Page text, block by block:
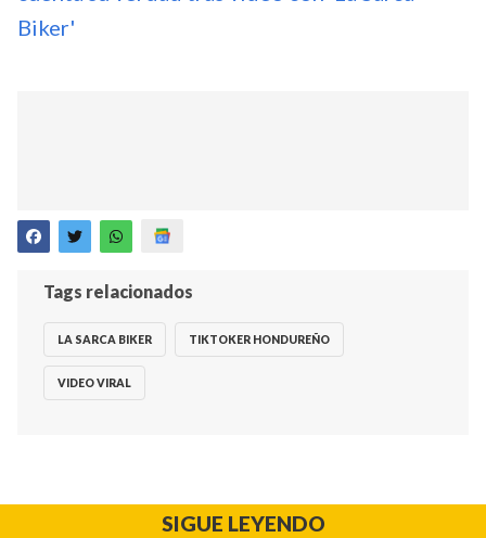
Biker'
Tags relacionados
LA SARCA BIKER TIKTOKER HONDUREÑO
VIDEO VIRAL
SIGUE LEYENDO